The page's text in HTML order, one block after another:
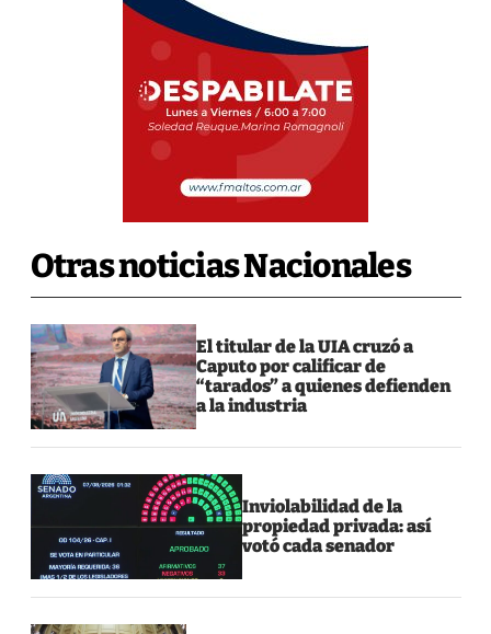
Otras noticias Nacionales
El titular de la UIA cruzó a
Caputo por calificar de
“tarados” a quienes defienden
a la industria
Inviolabilidad de la
propiedad privada: así
votó cada senador